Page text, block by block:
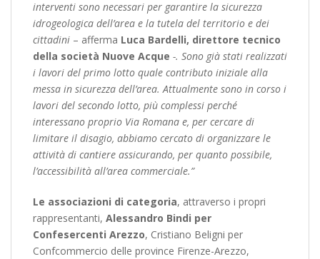
interventi sono necessari per garantire la sicurezza
idrogeologica dell’area e la tutela del territorio e dei
cittadini – afferma Luca Bardelli, direttore tecnico
della società Nuove Acque -. Sono già stati realizzati
i lavori del primo lotto quale contributo iniziale alla
messa in sicurezza dell’area. Attualmente sono in corso i
lavori del secondo lotto, più complessi perché
interessano proprio Via Romana e, per cercare di
limitare il disagio, abbiamo cercato di organizzare le
attività di cantiere assicurando, per quanto possibile,
l’accessibilità all’area commerciale.”
Le associazioni di categoria, attraverso i propri
rappresentanti, Alessandro Bindi per
Confesercenti Arezzo, Cristiano Beligni per
Confcommercio delle province Firenze-Arezzo,